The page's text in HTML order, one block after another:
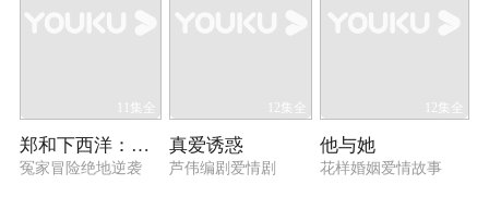
11集全
郑和下西洋：沧海新途
冤家冒险绝地逆袭
12集全
真爱诱惑
芦伟编剧爱情剧
12集全
他与她
花样婚姻爱情故事